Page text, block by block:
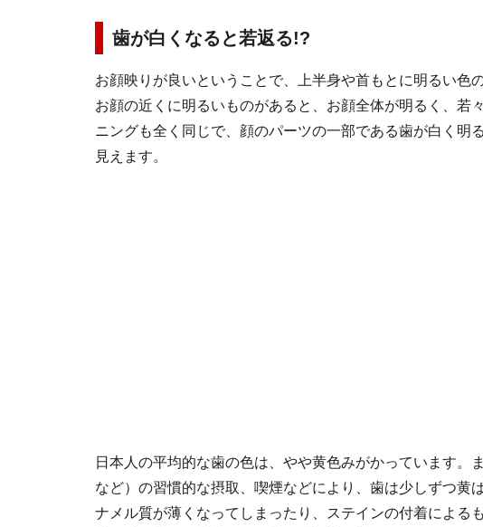
歯が白くなると若返る!?
お顔映りが良いということで、上半身や首もとに明るい色
お顔の近くに明るいものがあると、お顔全体が明るく、若
ニングも全く同じで、顔のパーツの一部である歯が白く明
見えます。
日本人の平均的な歯の色は、やや黄色みがかっています。
など）の習慣的な摂取、喫煙などにより、歯は少しずつ黄
ナメル質が薄くなってしまったり、ステインの付着による